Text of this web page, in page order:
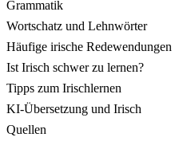
Grammatik
Wortschatz und Lehnwörter
Häufige irische Redewendungen
Ist Irisch schwer zu lernen?
Tipps zum Irischlernen
KI-Übersetzung und Irisch
Quellen